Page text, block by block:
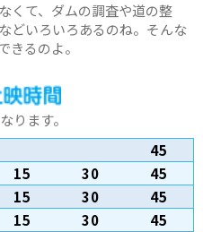
くて、ダムの調査や道の整
どいろいろあるのね。そんな
きるのよ。
ります。
45
15 30
45
15 30
45
15 30
45